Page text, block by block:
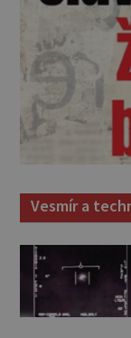
Vesmír a